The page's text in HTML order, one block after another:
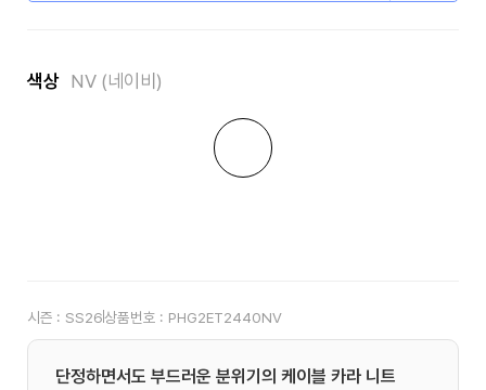
색상 NV (네이비)
시즌 : SS26상품번호 : PHG2ET2440NV
단정하면서도 부드러운 분위기의 케이블 카라 니트